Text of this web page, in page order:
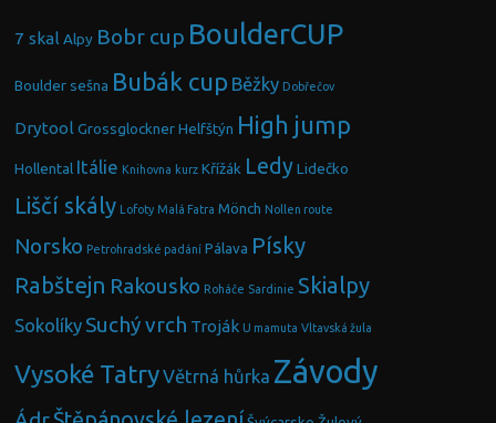
7 skal Alpy Bobr cup BoulderCUP
Boulder sešna Bubák cup Běžky Dobřečov
Drytool Grossglockner Helfštýn High jump
Hollental Itálie Knihovna kurz Křížák Ledy Lidečko
Liščí skály Lofoty Malá Fatra Mönch Nollen route
Norsko Petrohradské padání Pálava Písky
Rabštejn Rakousko Roháče Sardinie Skialpy
Sokolíky Suchý vrch Troják U mamuta Vltavská žula
Vysoké TatryVětrná hůrka Závody